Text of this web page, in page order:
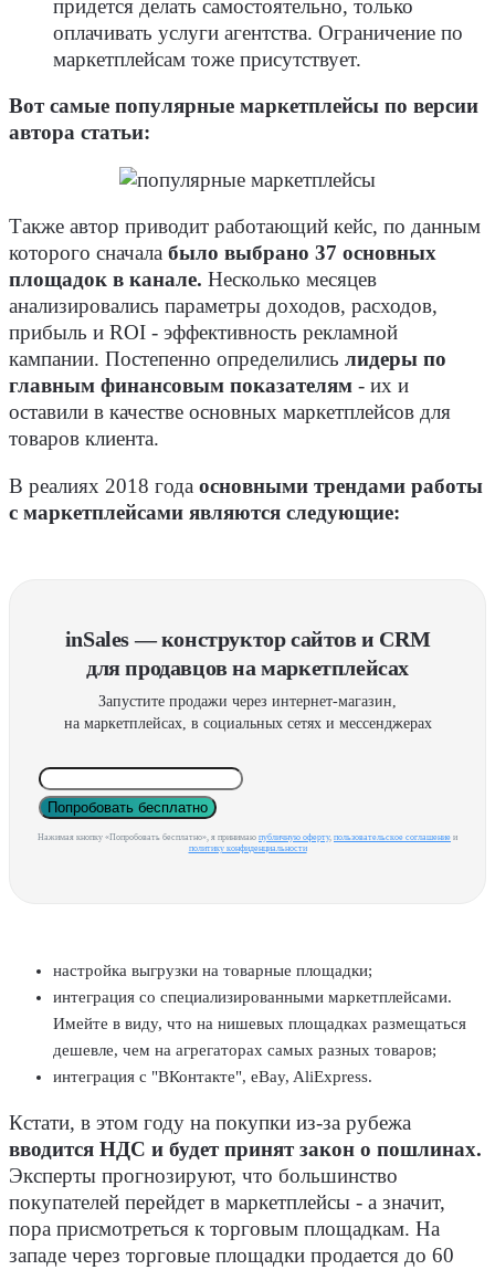
придется делать самостоятельно, только
оплачивать услуги агентства. Ограничение по
маркетплейсам тоже присутствует.
Вот самые популярные маркетплейсы по версии
автора статьи:
Также автор приводит работающий кейс, по данным
которого сначала было выбрано 37 основных
площадок в канале. Несколько месяцев
анализировались параметры доходов, расходов,
прибыль и ROI - эффективность рекламной
кампании. Постепенно определились лидеры по
главным финансовым показателям - их и
оставили в качестве основных маркетплейсов для
товаров клиента.
В реалиях 2018 года основными трендами работы
с маркетплейсами являются следующие:
inSales — конструктор сайтов и CRM
для продавцов на маркетплейсах
Запустите продажи через интернет-магазин,
на маркетплейсах, в социальных сетях и мессенджерах
Попробовать бесплатно
Нажимая кнопку «Попробовать бесплатно», я принимаю публичную оферту, пользовательское соглашение и
политику конфиденциальности
настройка выгрузки на товарные площадки;
интеграция со специализированными маркетплейсами.
Имейте в виду, что на нишевых площадках размещаться
дешевле, чем на агрегаторах самых разных товаров;
интеграция с "ВКонтакте", eBay, AliExpress.
Кстати, в этом году на покупки из-за рубежа
вводится НДС и будет принят закон о пошлинах.
Эксперты прогнозируют, что большинство
покупателей перейдет в маркетплейсы - а значит,
пора присмотреться к торговым площадкам. На
западе через торговые площадки продается до 60